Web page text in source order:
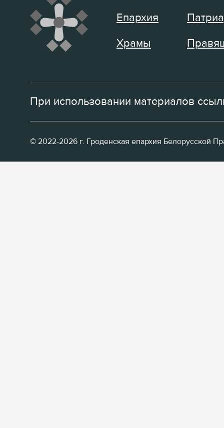
Епархия
Храмы
При использовании материалов
© 2022-2026 г. Гроденская епархия Белорусской